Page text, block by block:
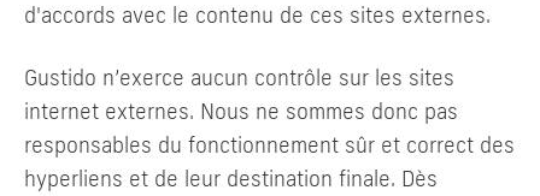
d'accords avec le contenu de ces sites externes.
Gustido n’exerce aucun contrôle sur les sites
internet externes. Nous ne sommes donc pas
responsables du fonctionnement sûr et correct des
hyperliens et de leur destination finale. Dès